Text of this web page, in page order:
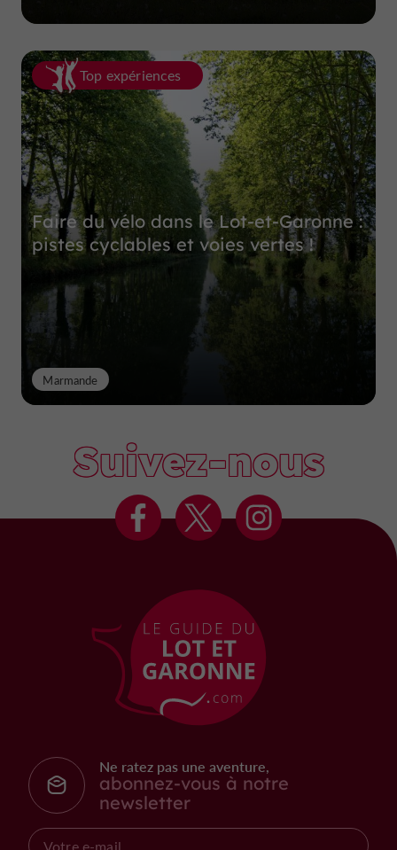
Top expériences
Faire du vélo dans le Lot-et-Garonne :
pistes cyclables et voies vertes !
Marmande
Suivez-nous
Ne ratez pas une aventure,
abonnez-vous à notre
newsletter